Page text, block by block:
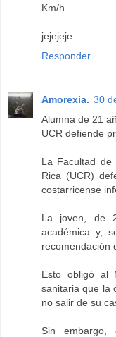
Km/h.
jejejeje
Responder
Amorexia. 30
Alumna de 21
UCR defiende
La Facultad de
Rica (UCR)
costarricense
La joven, de
académica y,
recomendación
Esto obligó al
sanitaria que la
no salir de su
Sin embargo,